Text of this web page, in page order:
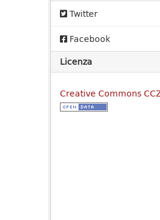
Twitter
Facebook
Licenza
Creative Commons